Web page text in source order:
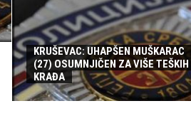
KRUŠEVAC: UHAPŠEN MUŠKARAC
(27) OSUMNJIČEN ZA VIŠE TEŠKIH
KRAĐA